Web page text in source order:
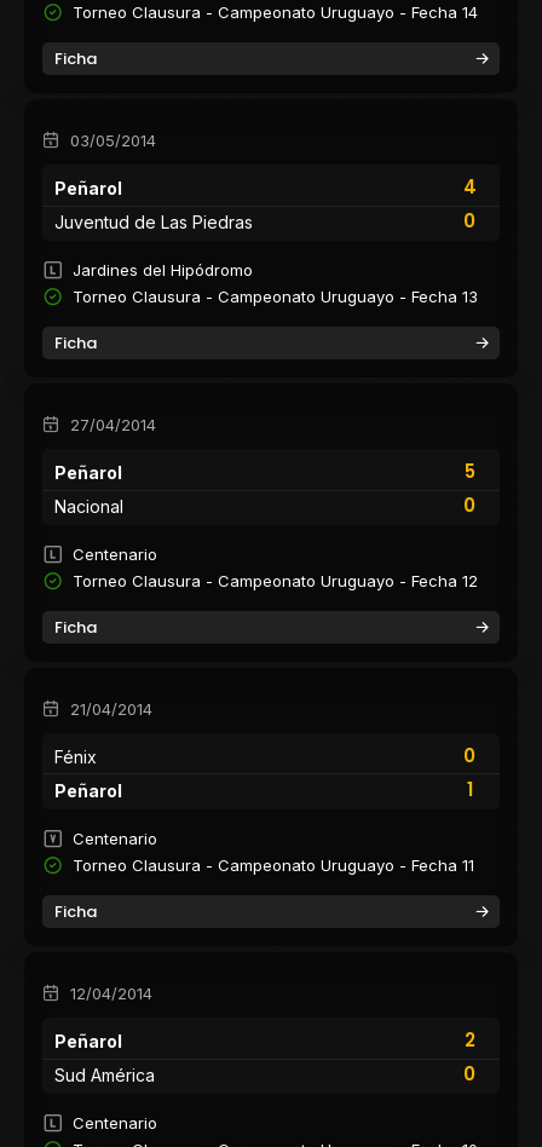
Torneo Clausura - Campeonato Uruguayo - Fecha 14
Ficha
03/05/2014
Peñarol
4
0
Juventud de Las Piedras
Jardines del Hipódromo
Torneo Clausura - Campeonato Uruguayo - Fecha 13
Ficha
27/04/2014
Peñarol
5
0
Nacional
Centenario
Torneo Clausura - Campeonato Uruguayo - Fecha 12
Ficha
21/04/2014
Fénix
0
1
Peñarol
Centenario
Torneo Clausura - Campeonato Uruguayo - Fecha 11
Ficha
12/04/2014
Peñarol
2
0
Sud América
Centenario